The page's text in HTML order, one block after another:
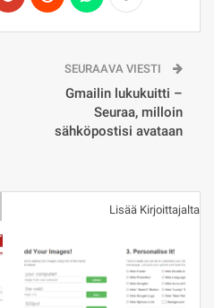
SEURAAVA VIESTI
Gmailin lukukuitti –
Seuraa, milloin
sähköpostisi avataan
Lisää Kirjoittajalta